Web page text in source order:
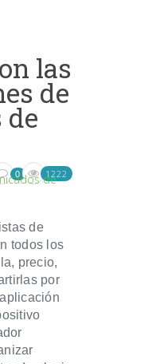
las
de
de
de
0 1222
de
todos los
precio,
por